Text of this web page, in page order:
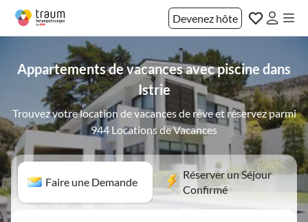
Devenez hôte
Appartements de vacances avec piscine dans
Istrie
Trouvez votre location de vacances de rêve et réservez parmi
944 Locations de Vacances
Faire une Demande
Réserver un Séjour
Confirmé